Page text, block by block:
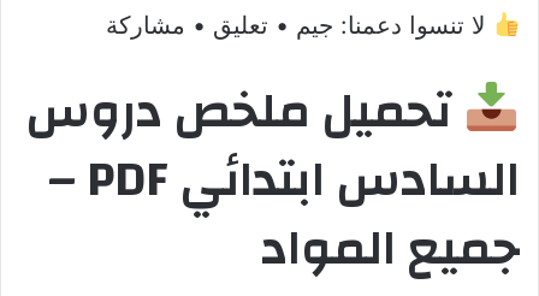
لا تنسوا دعمنا: جيم • تعليق • مشاركة
تحميل ملخص دروس
السادس ابتدائي PDF –
جميع المواد